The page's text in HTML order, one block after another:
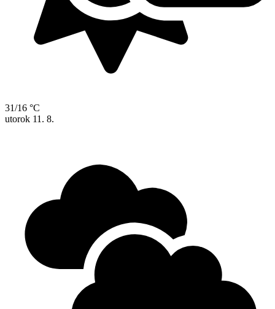
31/16 °C
utorok 11. 8.